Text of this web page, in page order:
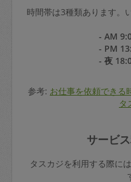
時間帯は3種類あります。
- AM
- PM
- 夜
参考: お仕事を依頼できる
タ
サービ
タスカジを利用する際に